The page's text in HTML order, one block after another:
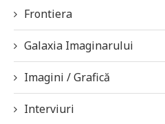
Frontiera
Galaxia Imaginarului
Imagini / Grafică
Interviuri